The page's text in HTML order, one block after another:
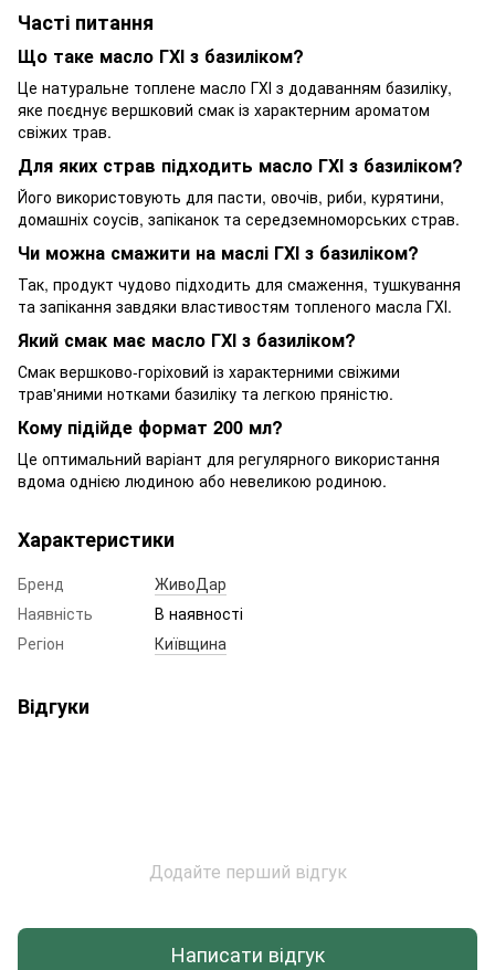
Часті питання
Що таке масло ГХІ з базиліком?
Це натуральне топлене масло ГХІ з додаванням базиліку,
яке поєднує вершковий смак із характерним ароматом
свіжих трав.
Для яких страв підходить масло ГХІ з базиліком?
Його використовують для пасти, овочів, риби, курятини,
домашніх соусів, запіканок та середземноморських страв.
Чи можна смажити на маслі ГХІ з базиліком?
Так, продукт чудово підходить для смаження, тушкування
та запікання завдяки властивостям топленого масла ГХІ.
Який смак має масло ГХІ з базиліком?
Смак вершково-горіховий із характерними свіжими
трав'яними нотками базиліку та легкою пряністю.
Кому підійде формат 200 мл?
Це оптимальний варіант для регулярного використання
вдома однією людиною або невеликою родиною.
Характеристики
Бренд
ЖивоДар
Наявність
В наявності
Регіон
Київщина
Відгуки
Додайте перший відгук
Написати відгук